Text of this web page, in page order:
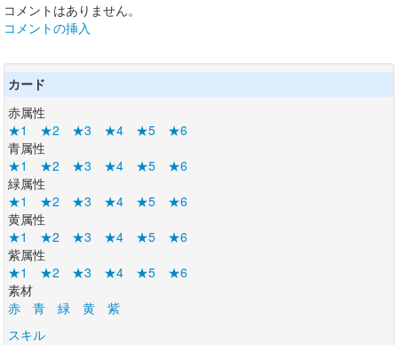
コメントはありません。
コメントの挿入
カード
赤属性
★1
★2 ★3 ★4 ★5
★6
青属性
★1
★2 ★3 ★4 ★5
★6
緑属性
★1
★2 ★3 ★4 ★5
★6
黄属性
★1
★2 ★3 ★4 ★5
★6
紫属性
★1
★2 ★3 ★4 ★5
★6
素材
赤
青 緑 黄
紫
スキル